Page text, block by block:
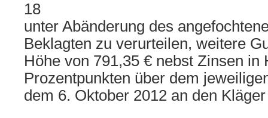
18
unter Abänderung des
Beklagten zu verurteilen, weitere
Höhe von 791,35 € nebst Zinsen in
Prozentpunkten über dem
dem 6. Oktober 2012 an den